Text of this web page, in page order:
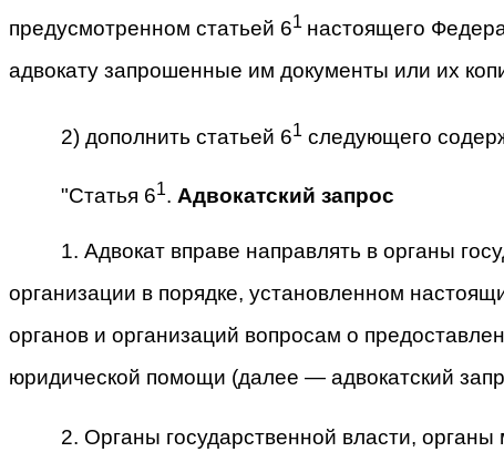
предусмотренном статьей 61 настоящего
адвокату запрошенные им документы или их
2) дополнить статьей 61 следующего
"Статья 61.Адвокатский запрос
1. Адвокат вправе направлять в органы
организации в порядке, установленном
органов и организаций вопросам о
юридической помощи (далее — адвокатский
2. Органы государственной власти,